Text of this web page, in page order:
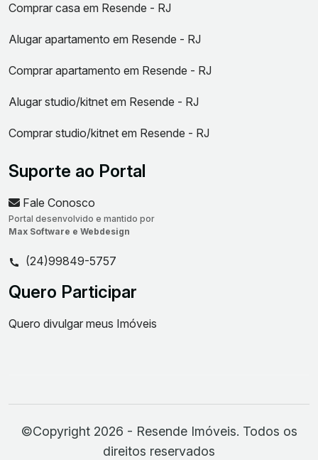
Comprar casa em Resende - RJ
Alugar apartamento em Resende - RJ
Comprar apartamento em Resende - RJ
Alugar studio/kitnet em Resende - RJ
Comprar studio/kitnet em Resende - RJ
Suporte ao Portal
Fale Conosco
Portal desenvolvido e mantido por
Max Software e Webdesign
(24)99849-5757
Quero Participar
Quero divulgar meus Imóveis
©Copyright 2026 - Resende Imóveis. Todos os
direitos reservados